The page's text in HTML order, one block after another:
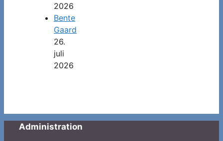
2026
Bente
Gaard
26.
juli
2026
Administration